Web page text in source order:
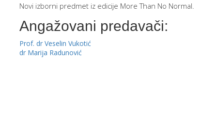
Novi izborni predmet iz edicije More Than No Normal.
Angažovani predavači:
Prof. dr Veselin Vukotić
dr Marija Radunović